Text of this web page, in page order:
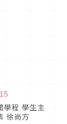
學程 學生主
徐尚方